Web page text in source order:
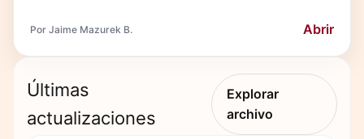
Por Jaime Mazurek B. Abrir
Últimas
actualizaciones
Explorar
archivo